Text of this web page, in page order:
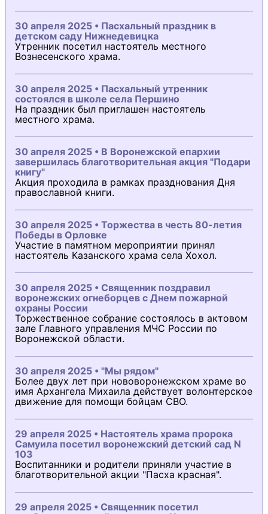
30 апреля 2025 • Пасхальный праздник в
детском саду Нижнедевицка
Утренник посетил настоятель местного
Вознесенского храма.
30 апреля 2025 • Пасхальный утренник
состоялся в школе села Першино
На праздник был приглашен настоятель
местного храма.
30 апреля 2025 • В Воронежской епархии
завершилась благотворительная акция "Подари
книгу"
Акция проходила в рамках празднования Дня
православной книги.
30 апреля 2025 • Торжества в честь 80-летия
Победы в Орловке
Участие в памятном мероприятии принял
настоятель Казанского храма села Хохол.
30 апреля 2025 • Священник поздравил
воронежских огнеборцев с Днем пожарной
охраны России
Торжественное собрание состоялось в актовом
зале Главного управления МЧС России по
Воронежской области.
30 апреля 2025 • "Мы рядом"
Более двух лет при нововоронежском храме во
имя Архангела Михаила действует волонтерское
движение для помощи бойцам СВО.
29 апреля 2025 • Настоятель храма пророка
Самуила посетил воронежский детский сад N
103
Воспитанники и родители приняли участие в
благотворительной акции "Пасха красная".
29 апреля 2025 • Священник посетил